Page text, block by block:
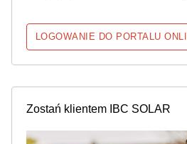
LOGOWANIE DO PORTALU
Zostań klientem IBC SOLAR